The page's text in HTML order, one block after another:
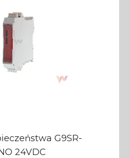
G9SR-
24VDC